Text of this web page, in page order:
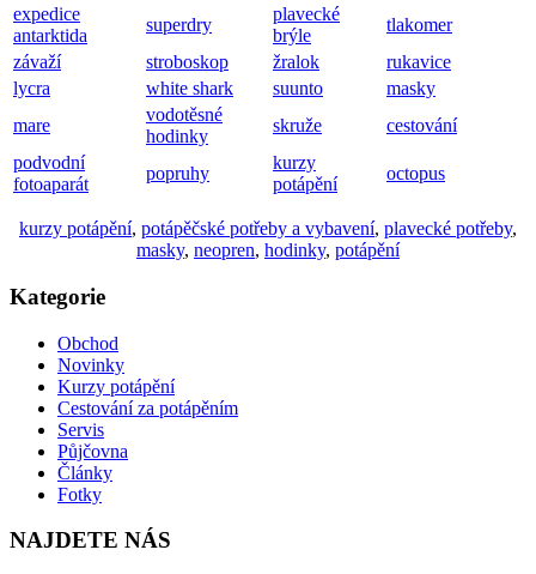
expedice
antarktida
superdry
plavecké
brýle
tlakomer
závaží
stroboskop žralok
rukavice
lycra
white shark suunto
masky
mare
vodotěsné
hodinky
skruže
cestování
podvodní
fotoaparát
popruhy
kurzy
potápění
octopus
kurzy potápění, potápěčské potřeby a vybavení, plavecké potřeby,
masky, neopren, hodinky, potápění
Kategorie
Obchod
Novinky
Kurzy potápění
Cestování za potápěním
Servis
Půjčovna
Články
Fotky
NAJDETE NÁS